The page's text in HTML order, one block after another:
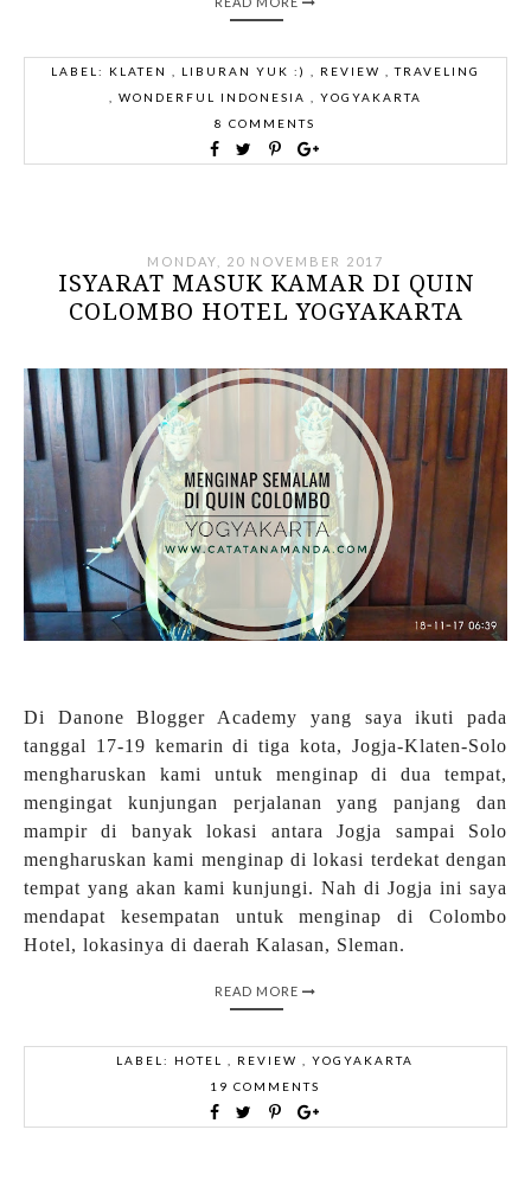
LABEL: KLATEN LIBURAN YUK :) REVIEW ,TRAVELING
WONDERFUL INDONESIA
YOGYAKARTA
8 COMMENTS
MONDAY, 20 NOVEMBER 2017
ISYARAT MASUK KAMAR DI QUIN
COLOMBO HOTEL YOGYAKARTA
Di Danone Blogger Academy yang saya ikuti pada
tanggal 17-19 kemarin di tiga kota, Jogja-Klaten-Solo
mengharuskan kami untuk menginap di dua tempat,
mengingat kunjungan perjalanan yang panjang dan
mampir di banyak lokasi antara Jogja sampai Solo
mengharuskan kami menginap di lokasi terdekat dengan
tempat yang akan kami kunjungi. Nah di Jogja ini saya
mendapat kesempatan untuk menginap di Colombo
Hotel, lokasinya di daerah Kalasan, Sleman.
READ MORE
LABEL: HOTEL REVIEW ,YOGYAKARTA
19 COMMENTS